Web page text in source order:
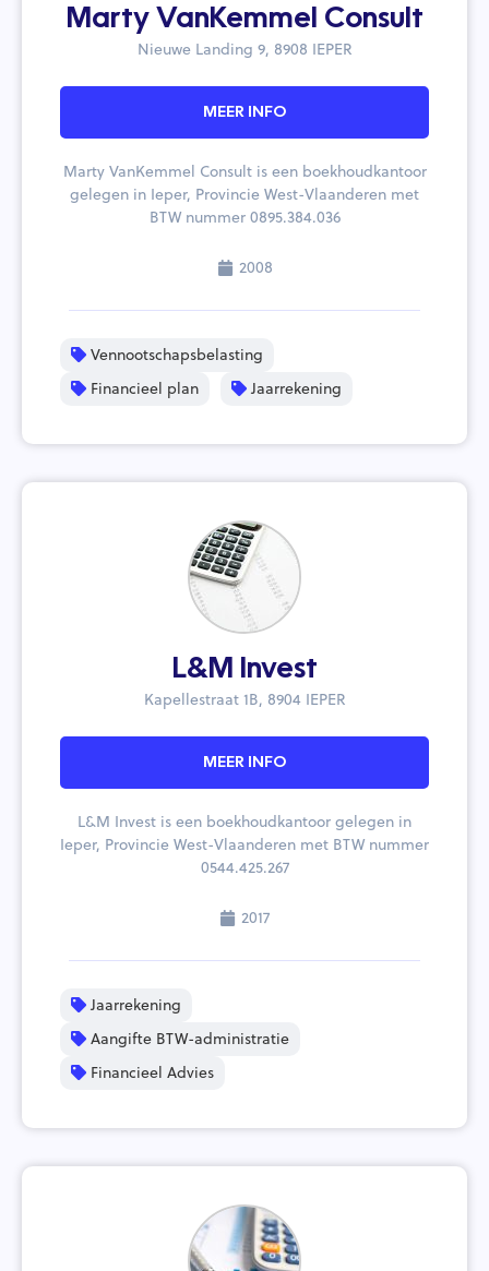
Marty VanKemmel Consult
Nieuwe Landing 9, 8908 IEPER
MEER INFO
Marty VanKemmel Consult is een boekhoudkantoor
gelegen in Ieper, Provincie West-Vlaanderen met
BTW nummer 0895.384.036
2008
Vennootschapsbelasting
Financieel plan
Jaarrekening
L&M Invest
Kapellestraat 1B, 8904 IEPER
MEER INFO
L&M Invest is een boekhoudkantoor gelegen in
Ieper, Provincie West-Vlaanderen met BTW nummer
0544.425.267
2017
Jaarrekening
Aangifte BTW-administratie
Financieel Advies